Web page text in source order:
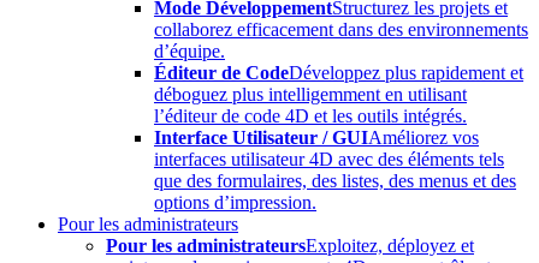
Mode DéveloppementStructurez les projets et
collaborez efficacement dans des environnements
d’équipe.
Éditeur de CodeDéveloppez plus rapidement et
déboguez plus intelligemment en utilisant
l’éditeur de code 4D et les outils intégrés.
Interface Utilisateur / GUIAméliorez vos
interfaces utilisateur 4D avec des éléments tels
que des formulaires, des listes, des menus et des
options d’impression.
Pour les administrateurs
Pour les administrateursExploitez, déployez et